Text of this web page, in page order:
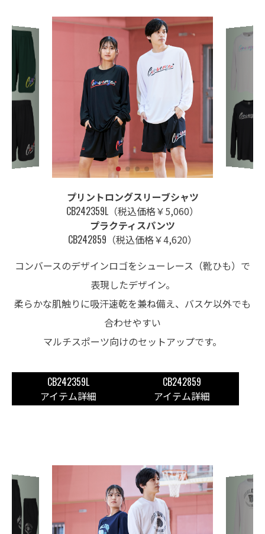
プリントロングスリーブシャツ
CB242359L （税込価格￥5,060）
プラクティスパンツ
CB242859 （税込価格￥4,620）
コンバースのデザインロゴをシューレース（靴ひも）で
表現したデザイン。
柔らかな肌触りに吸汗速乾を兼ね備え、バスケ以外でも
合わせやすい
マルチスポーツ向けのセットアップです。
CB242359L
アイテム詳細
CB242859
アイテム詳細